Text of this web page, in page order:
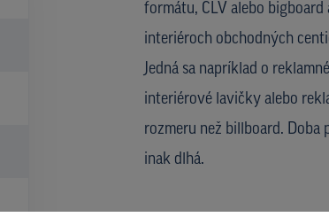
formátu, CLV alebo
interiéroch obchodných
Jedná sa napríklad o
interiérové lavičky alebo
rozmeru než billboard.
inak dlhá.